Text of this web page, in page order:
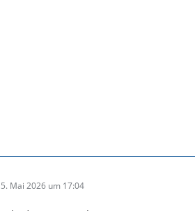
5. Mai 2026 um 17:04